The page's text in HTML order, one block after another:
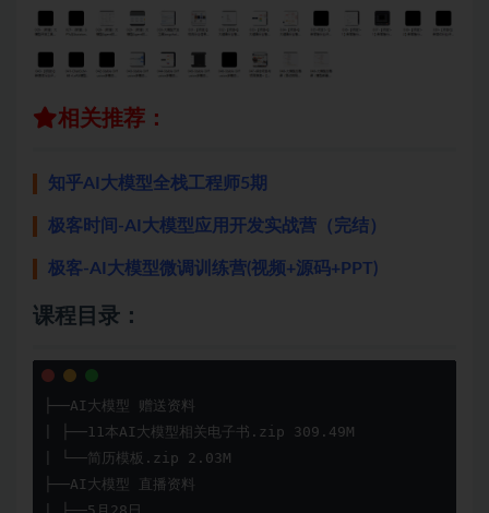
相关推荐：
知乎AI大模型全栈工程师5期
极客时间-AI大模型应用开发实战营（完结）
极客-AI大模型微调训练营(视频+源码+PPT)
课程目录：
├──AI大模型 赠送资料
| ├──11本AI大模型相关电子书.zip 309.49M
| └──简历模板.zip 2.03M
├──AI大模型 直播资料